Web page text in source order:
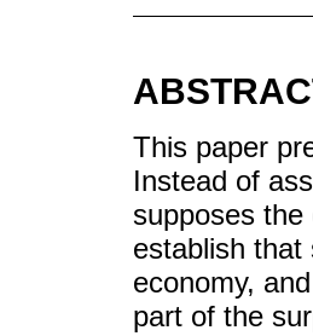
This paper
Instead of
supposes
establish that
economy,
part of the